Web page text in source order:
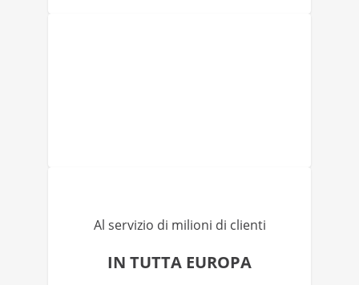
Al servizio di milioni di clienti
IN TUTTA EUROPA